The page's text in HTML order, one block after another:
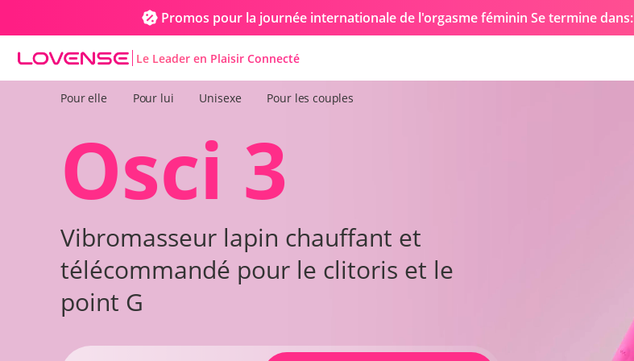
Promos pour la journée internationale de l'orgasme féminin Se termine dans:
Le Leader en Plaisir Connecté
Pour elle Pour lui Unisexe Pour les couples
Vibration